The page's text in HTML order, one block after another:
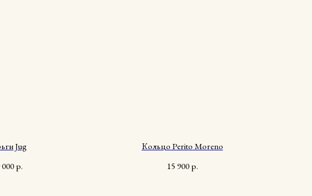
Jug
000 р.
Кольцо Perito Moreno
15 900 р.